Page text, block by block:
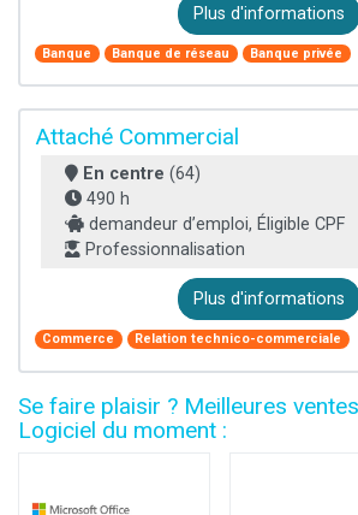
Plus d'informations
Banque Banque de réseau Banque privée
Attaché Commercial
En centre (64)
490 h
demandeur d’emploi, Éligible CPF
Professionnalisation
Plus d'informations
Commerce Relation technico-commerciale
Se faire plaisir ? Meilleures
Logiciel du moment :